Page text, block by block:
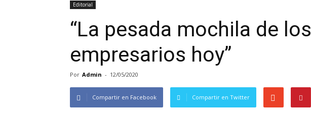
Editorial
“La pesada mochila de los
empresarios hoy”
Por Admin - 12/05/2020
Compartir en Facebook Compartir en Twitter